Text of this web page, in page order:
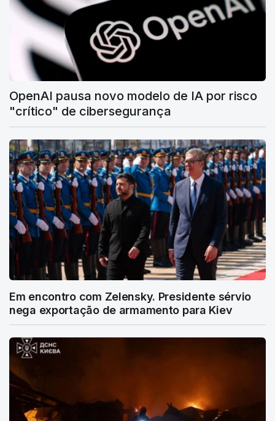
OpenAI pausa novo modelo de IA por risco
"crítico" de cibersegurança
Em encontro com Zelensky. Presidente sérvio
nega exportação de armamento para Kiev